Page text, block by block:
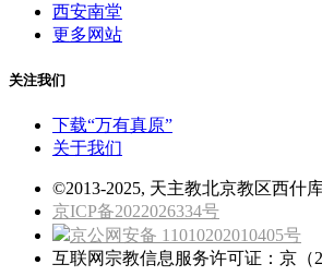
西安南堂
更多网站
关注我们
下载“万有真原”
关于我们
©2013-2025, 天主教北京教区西什
京ICP备2022026334号
京公网安备 11010202010405号
互联网宗教信息服务许可证：京（